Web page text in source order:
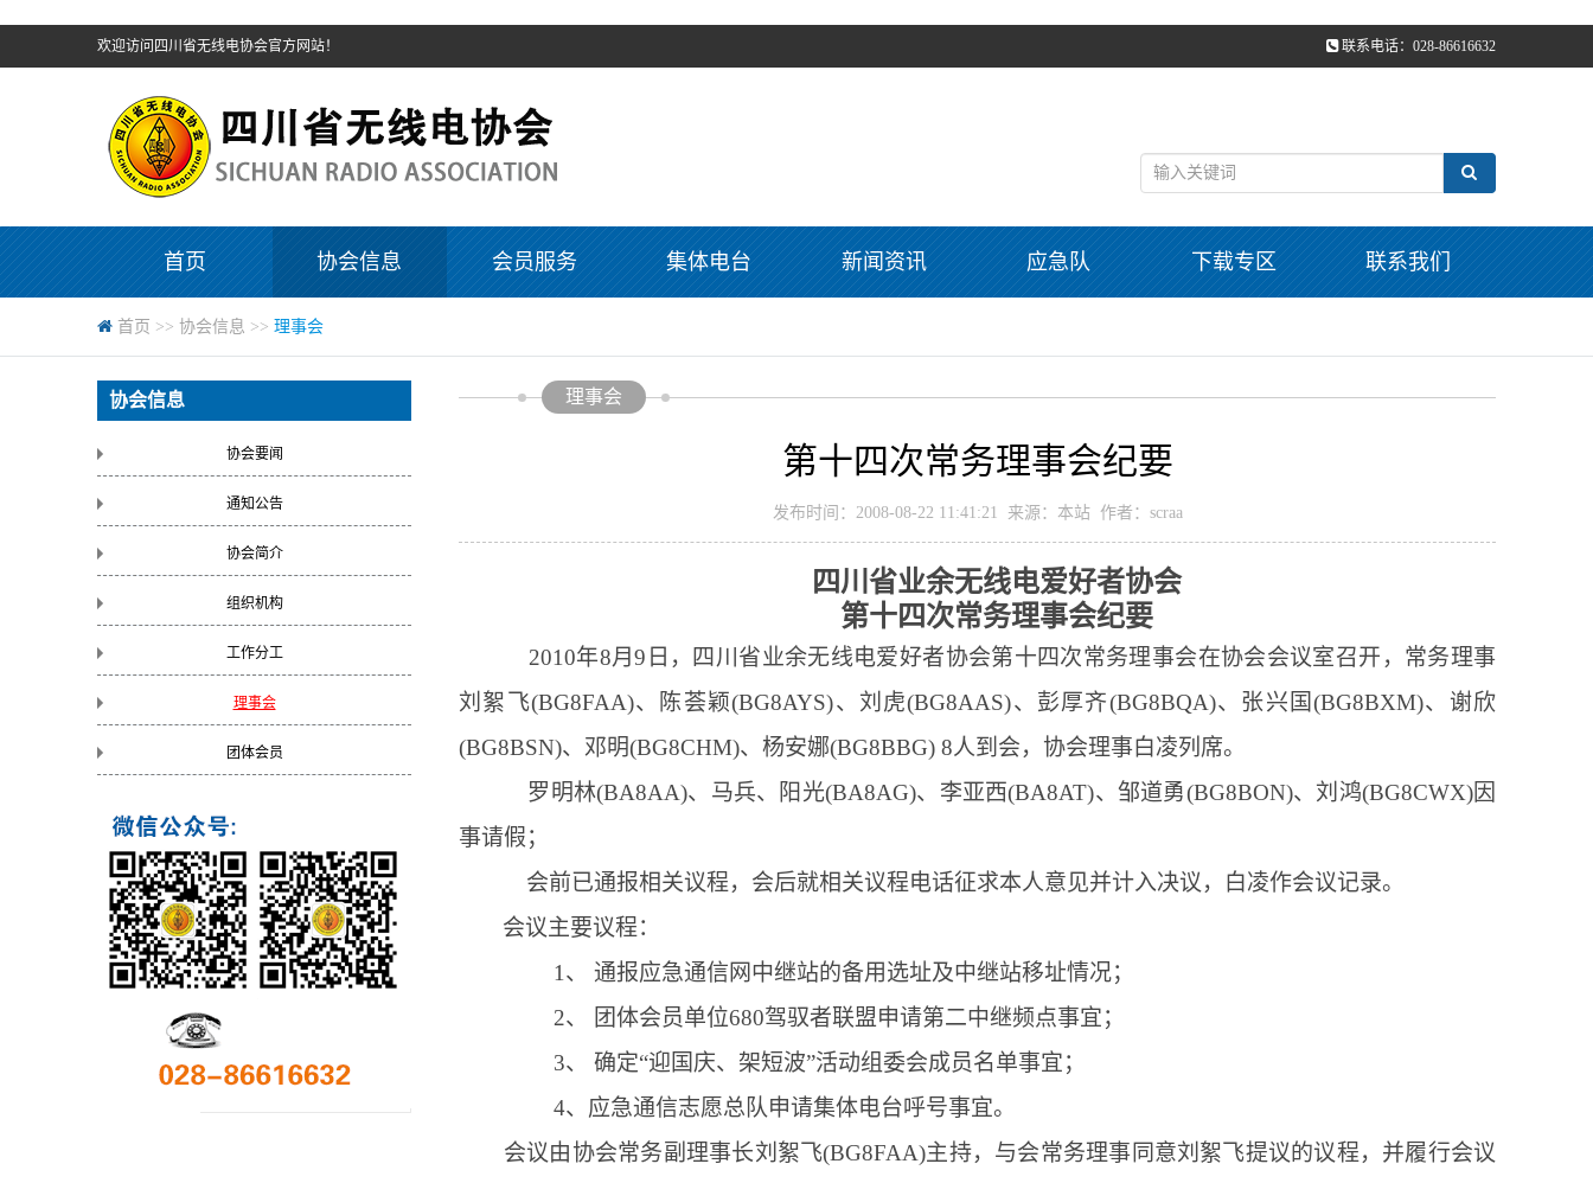
联系电话：028-86616632
欢迎访问四川省无线电协会官方网站！
首页 协会信息 会员服务 集体电台 新闻资讯 应急队 下载专区 联系我们
首页 >> 协会信息 >> 理事会
协会信息
协会要闻
通知公告
协会简介
组织机构
工作分工
理事会
团体会员
理事会
第十四次常务理事会纪要
发布时间：2008-08-22 11:41:21 来源：本站 作者：scraa
四川省业余无线电爱好者协会
第十四次常务理事会纪要
2010年8月9 日，四川省业余无线电爱好者协会第十四次常务理事会在协会会议室召开，常务理事
刘絮飞(BG8FAA)、陈荟颖(BG8AYS)、刘虎(BG8AAS)、彭厚齐(BG8BQA)、张兴国(BG8BXM)、谢欣
(BG8BSN)、邓明(BG8CHM)、杨安娜(BG8BBG) 8人到会，协会理事白凌列席。
罗明林(BA8AA)、马兵、阳光(BA8AG)、李亚西(BA8AT)、邹道勇(BG8BON)、刘鸿(BG8CWX)因
事请假；
会前已通报相关议程，会后就相关议程电话征求本人意见并计入决议，白凌作会议记录。
会议主要议程：
1、 通报应急通信网中继站的备用选址及中继站移址情况；
2、
团体会员单位680驾驭者联盟申请第二中继频点事宜；
3、 确定“迎国庆、架短波”活动组委会成员名单事宜；
4、应急通信志愿总队申请集体电台呼号事宜。
会议由协会常务副理事长刘絮飞(BG8FAA)主持，与会常务理事同意刘絮飞提议的议程，并履行会议